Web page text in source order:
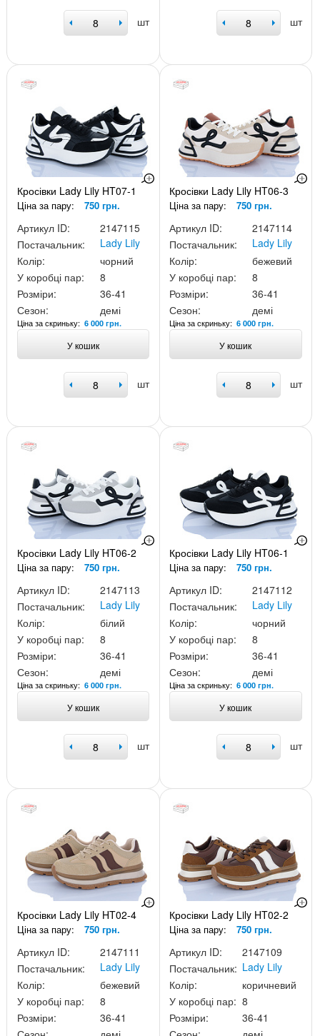
шт шт
Кросівки Lady Lily HT07-1
Ціна за пару: 750 грн.
Артикул ID:
2147115
Постачальник:
Lady Lily
Колір:
чорний
У коробці пар:
8
Розміри:
36-41
Сезон:
демі
Ціна за скриньку: 6 000 грн.
У кошик
шт
Кросівки Lady Lily HT06-3
Ціна за пару: 750 грн.
Артикул ID:
2147114
Постачальник:
Lady Lily
Колір:
бежевий
У коробці пар:
8
Розміри:
36-41
Сезон:
демі
Ціна за скриньку:6 000 грн.
У кошик
шт
Кросівки Lady Lily HT06-2
Ціна за пару: 750 грн.
Артикул ID:
2147113
Постачальник:
Lady Lily
Колір:
білий
У коробці пар:
8
Розміри:
36-41
Сезон:
демі
Ціна за скриньку: 6 000 грн.
У кошик
шт
Кросівки Lady Lily HT06-1
Ціна за пару: 750 грн.
Артикул ID:
2147112
Постачальник:
Lady Lily
Колір:
чорний
У коробці пар:
8
Розміри:
36-41
Сезон:
демі
Ціна за скриньку:6 000 грн.
У кошик
шт
Кросівки Lady Lily HT02-4
Ціна за пару: 750 грн.
Артикул ID:
2147111
Постачальник:
Lady Lily
Колір:
бежевий
У коробці пар:
8
Розміри:
36-41
Кросівки Lady Lily HT02-2
Ціна за пару: 750 грн.
Артикул ID:
2147109
Постачальник: Lady Lily
Колір:
коричневий
У коробці пар: 8
Розміри:
36-41